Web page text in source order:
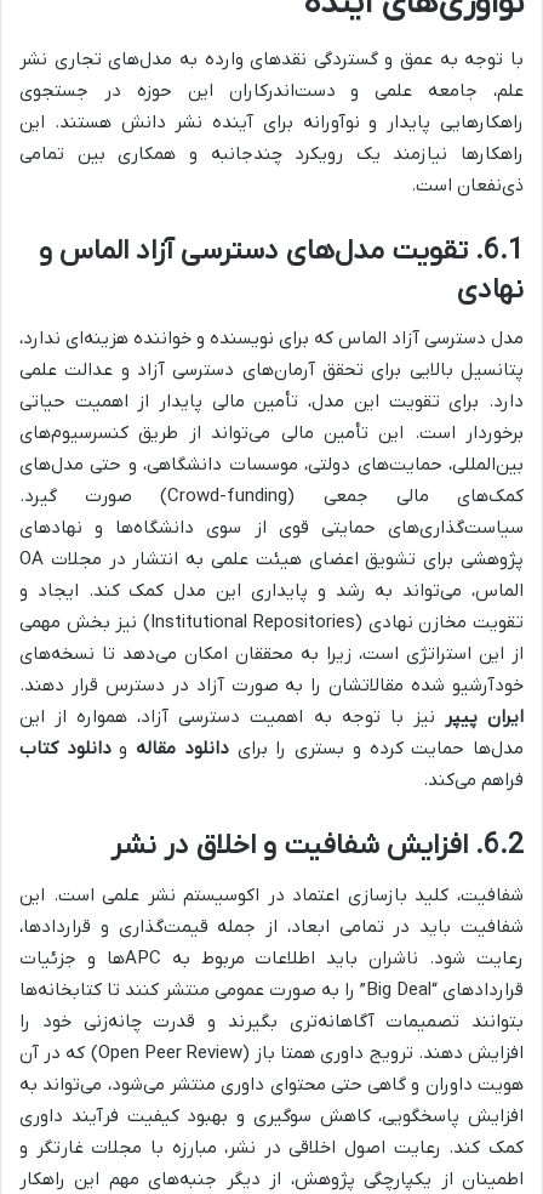
با توجه به عمق و گستردگی نقدهای وارده به مدل‌های تجاری نشر
علم، جامعه علمی و دست‌اندرکاران این حوزه در جستجوی
راهکارهایی پایدار و نوآورانه برای آینده نشر دانش هستند. این
راهکارها نیازمند یک رویکرد چندجانبه و همکاری بین تمامی
ذی‌نفعان است.
6.1. تقویت مدل‌های دسترسی آزاد الماس و
نهادی
مدل دسترسی آزاد الماس که برای نویسنده و خواننده هزینه‌ای ندارد،
پتانسیل بالایی برای تحقق آرمان‌های دسترسی آزاد و عدالت علمی
دارد. برای تقویت این مدل، تأمین مالی پایدار از اهمیت حیاتی
برخوردار است. این تأمین مالی می‌تواند از طریق کنسرسیوم‌های
بین‌المللی، حمایت‌های دولتی، موسسات دانشگاهی، و حتی مدل‌های
کمک‌های مالی جمعی (Crowd-funding) صورت گیرد.
سیاست‌گذاری‌های حمایتی قوی از سوی دانشگاه‌ها و نهادهای
پژوهشی برای تشویق اعضای هیئت علمی به انتشار در مجلات OA
الماس، می‌تواند به رشد و پایداری این مدل کمک کند. ایجاد و
تقویت مخازن نهادی (Institutional Repositories) نیز بخش مهمی
از این استراتژی است، زیرا به محققان امکان می‌دهد تا نسخه‌های
خودآرشیو شده مقالاتشان را به صورت آزاد در دسترس قرار دهند.
ایران پیپر نیز با توجه به اهمیت دسترسی آزاد، همواره از این
مدل‌ها حمایت کرده و بستری را برایدانلود مقاله ودانلود کتاب
فراهم می‌کند.
6.2. افزایش شفافیت و اخلاق در نشر
شفافیت، کلید بازسازی اعتماد در اکوسیستم نشر علمی است. این
شفافیت باید در تمامی ابعاد، از جمله قیمت‌گذاری و قراردادها،
رعایت شود. ناشران باید اطلاعات مربوط به APCها و جزئیات
قراردادهای “Big Deal” را به صورت عمومی منتشر کنند تا کتابخانه‌ها
بتوانند تصمیمات آگاهانه‌تری بگیرند و قدرت چانه‌زنی خود را
افزایش دهند. ترویج داوری همتا باز (Open Peer Review) که در آن
هویت داوران و گاهی حتی محتوای داوری منتشر می‌شود، می‌تواند به
افزایش پاسخگویی، کاهش سوگیری و بهبود کیفیت فرآیند داوری
کمک کند. رعایت اصول اخلاقی در نشر، مبارزه با مجلات غارتگر و
اطمینان از یکپارچگی پژوهش، از دیگر جنبه‌های مهم این راهکار